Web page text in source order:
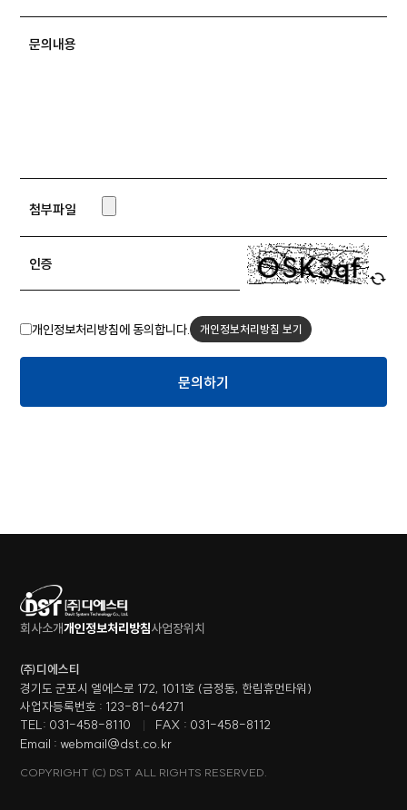
문의내용
첨부파일
인증
개인정보처리방침에 동의합니다. 개인정보처리방침 보기
문의하기
회사소개개인정보처리방침사업장위치
㈜디에스티
경기도 군포시 엘에스로 172, 1011호 (금정동, 한림휴먼타워)
사업자등록번호 : 123-81-64271
TEL: 031-458-8110
FAX : 031-458-8112
Email : webmail@dst.co.kr
COPYRIGHT (C) DST ALL RIGHTS RESERVED.